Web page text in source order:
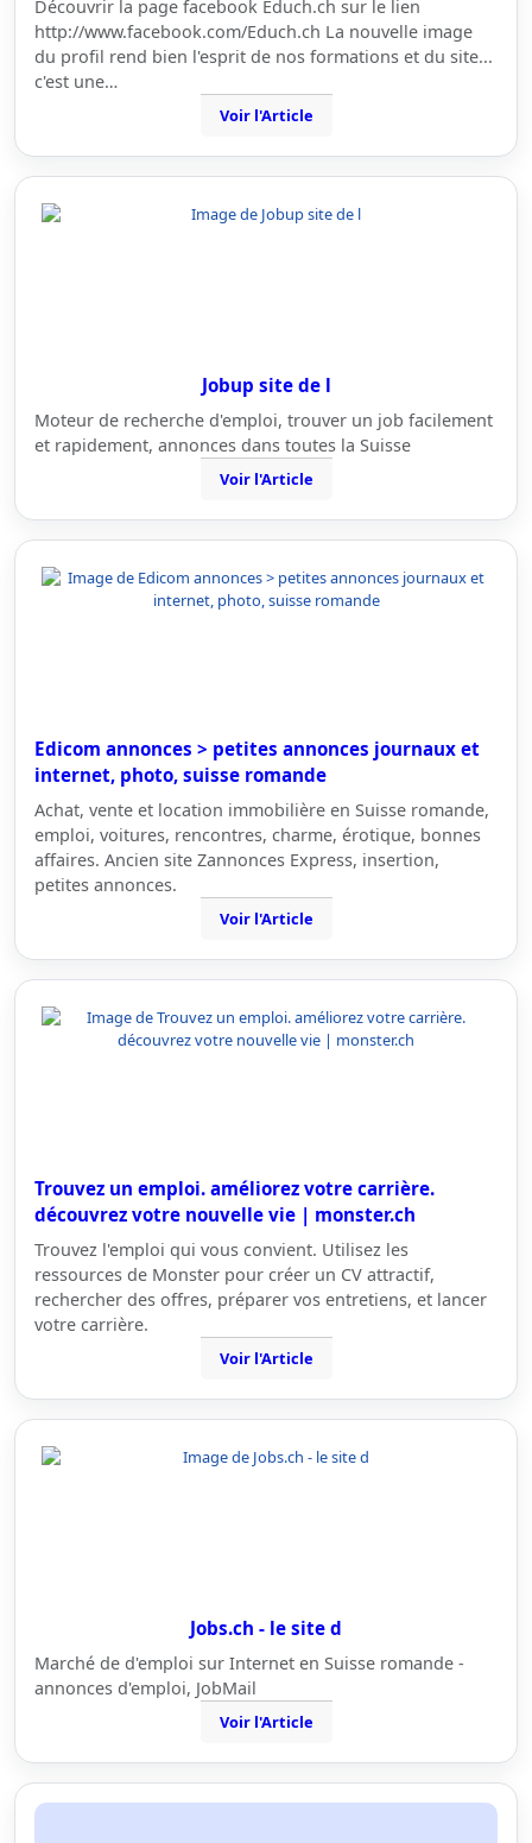
Découvrir la page facebook Educh.ch sur le lien
http://www.facebook.com/Educh.ch La nouvelle image
du profil rend bien l'esprit de nos formations et du site...
c'est une…
Voir l'Article
Jobup site de l
Moteur de recherche d'emploi, trouver un job facilement
et rapidement, annonces dans toutes la Suisse
Voir l'Article
Edicom annonces > petites annonces journaux et
internet, photo, suisse romande
Achat, vente et location immobilière en Suisse romande,
emploi, voitures, rencontres, charme, érotique, bonnes
affaires. Ancien site Zannonces Express, insertion,
petites annonces.
Voir l'Article
Trouvez un emploi. améliorez votre carrière.
découvrez votre nouvelle vie | monster.ch
Trouvez l'emploi qui vous convient. Utilisez les
ressources de Monster pour créer un CV attractif,
rechercher des offres, préparer vos entretiens, et lancer
votre carrière.
Voir l'Article
Jobs.ch - le site d
Marché de d'emploi sur Internet en Suisse romande -
annonces d'emploi, JobMail
Voir l'Article